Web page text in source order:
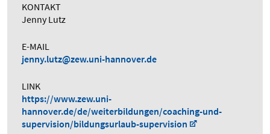
KONTAKT
Jenny Lutz
E-MAIL
jenny.lutz@zew.uni-hannover.de
LINK
https://www.zew.uni-
hannover.de/de/weiterbildungen/coaching-und-
supervision/bildungsurlaub-supervision